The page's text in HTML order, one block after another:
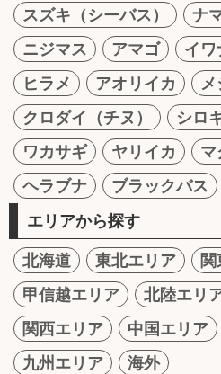
スズキ（シーバス）
ナ
ニジマス
アマゴ イワ
ヒラメ
アオリイカ
クロダイ（チヌ）
シロ
ワカサギ
ヤリイカ マ
ヘラブナ
ブラックバス
エリアから探す
北海道 東北エリア
甲信越エリア
北陸エリ
関西エリア
中国エリア
九州エリア
海外